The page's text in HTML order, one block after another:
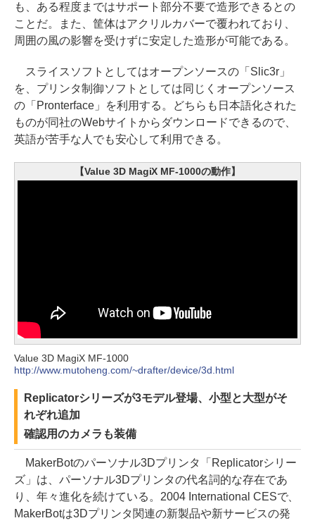
も、ある程度まではサポート部分不要で造形できるとの
ことだ。また、筐体はアクリルカバーで覆われており、
周囲の風の影響を受けずに安定した造形が可能である。
スライスソフトとしてはオープンソースの「Slic3r」
を、プリンタ制御ソフトとしては同じくオープンソース
の「Pronterface」を利用する。どちらも日本語化された
ものが同社のWebサイトからダウンロードできるので、
英語が苦手な人でも安心して利用できる。
【Value 3D MagiX MF-1000の動作】
Value 3D MagiX MF-1000
http://www.mutoheng.com/~drafter/device/3d.html
Replicatorシリーズが3モデル登場、小型と大型がそ
れぞれ追加
確認用のカメラも装備
MakerBotのパーソナル3Dプリンタ「Replicatorシリー
ズ」は、パーソナル3Dプリンタの代名詞的な存在であ
り、年々進化を続けている。2004 International CESで、
MakerBotは3Dプリンタ関連の新製品や新サービスの発